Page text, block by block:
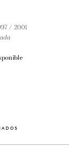
/ 2001